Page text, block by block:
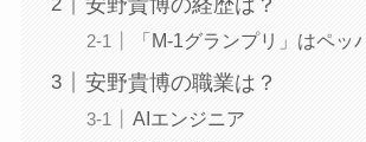
「M-1グランプリ」はペッ
安野貴博の職業は？
AIエンジニア